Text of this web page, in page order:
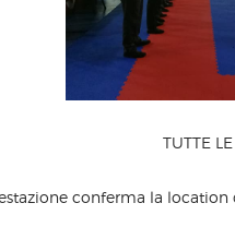
TUTTE
conferma la